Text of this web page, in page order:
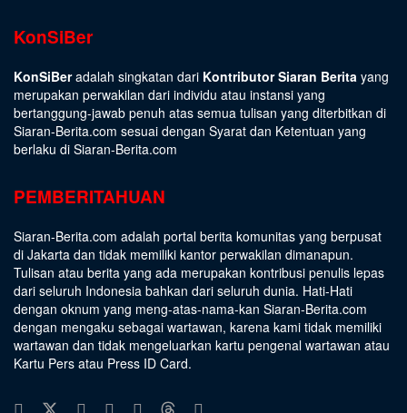
KonSiBer
KonSiBeradalah singkatan dari Kontributor Siaran Berita yang
merupakan perwakilan dari individu atau instansi yang
bertanggung-jawab penuh atas semua tulisan yang diterbitkan di
Siaran-Berita.com sesuai dengan Syarat dan Ketentuan yang
berlaku di Siaran-Berita.com
PEMBERITAHUAN
Siaran-Berita.com adalah portal berita komunitas yang berpusat
di Jakarta dan tidak memiliki kantor perwakilan dimanapun.
Tulisan atau berita yang ada merupakan kontribusi penulis lepas
dari seluruh Indonesia bahkan dari seluruh dunia. Hati-Hati
dengan oknum yang meng-atas-nama-kan Siaran-Berita.com
dengan mengaku sebagai wartawan, karena kami tidak memiliki
wartawan dan tidak mengeluarkan kartu pengenal wartawan atau
Kartu Pers atau Press ID Card.